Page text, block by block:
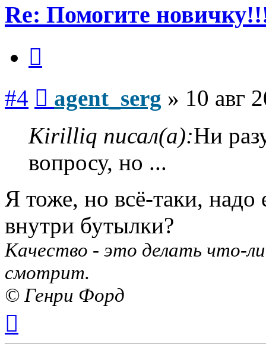
Re: Помогите
#4 agent_serg » 10 авг
Kirilliq писал(а):Ни
вопросу, но ...
Я тоже, но всё-таки, надо
внутри бутылки?
Качество - это делать что-
смотрит.
© Генри Форд
началу